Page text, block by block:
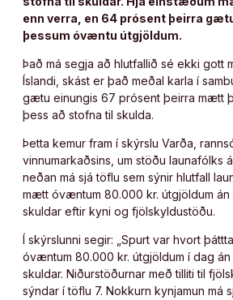
enn verra, en 64 prósent þeirra
þessum óvæntu útgjöldum.
Það má segja að hlutfallið sé ekki gott
Íslandi, skást er það meðal karla í
gætu einungis 67 prósent þeirra mætt
þess að stofna til skulda.
Þetta kemur fram í skýrslu Varða,
vinnumarkaðsins, um stöðu launafólks
neðan má sjá töflu sem sýnir hlutfall
mætt óvæntum 80.000 kr. útgjöldum án
skuldar eftir kyni og fjölskyldustöðu.
Í skýrslunni segir: „Spurt var hvort
óvæntum 80.000 kr. útgjöldum í dag
skuldar. Niðurstöðurnar með tilliti til
sýndar í töflu 7. Nokkurn kynjamun má